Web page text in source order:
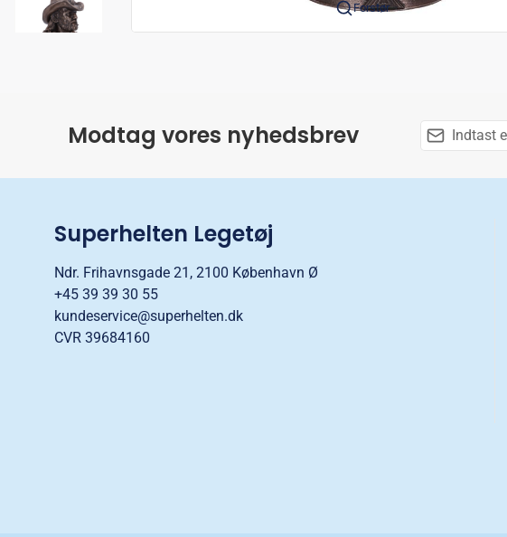
Forstør
Modtag vores nyhedsbrev
Superhelten Legetøj
Ndr. Frihavnsgade 21, 2100 København Ø
+45 39 39 30 55
kundeservice@superhelten.dk
CVR 39684160